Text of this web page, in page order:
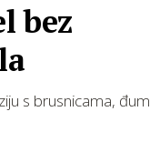
bez
s brusnicama,